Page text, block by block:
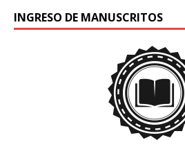
INGRESO DE MANUSCRITOS